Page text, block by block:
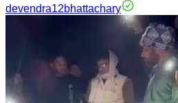
devendra12bhattachary